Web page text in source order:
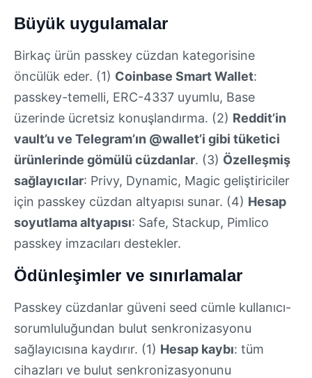
Büyük uygulamalar
Birkaç ürün passkey cüzdan kategorisine
öncülük eder. (1) Coinbase Smart Wallet:
passkey-temelli, ERC-4337 uyumlu, Base
üzerinde ücretsiz konuşlandırma. (2) Reddit’in
vault’u ve Telegram’ın @wallet’i gibi tüketici
ürünlerinde gömülü cüzdanlar. (3) Özelleşmiş
sağlayıcılar: Privy, Dynamic, Magic geliştiriciler
için passkey cüzdan altyapısı sunar. (4) Hesap
soyutlama altyapısı: Safe, Stackup, Pimlico
passkey imzacıları destekler.
Ödünleşimler ve sınırlamalar
Passkey cüzdanlar güveni seed cümle kullanıcı-
sorumluluğundan bulut senkronizasyonu
sağlayıcısına kaydırır. (1) Hesap kaybı: tüm
cihazları ve bulut senkronizasyonunu